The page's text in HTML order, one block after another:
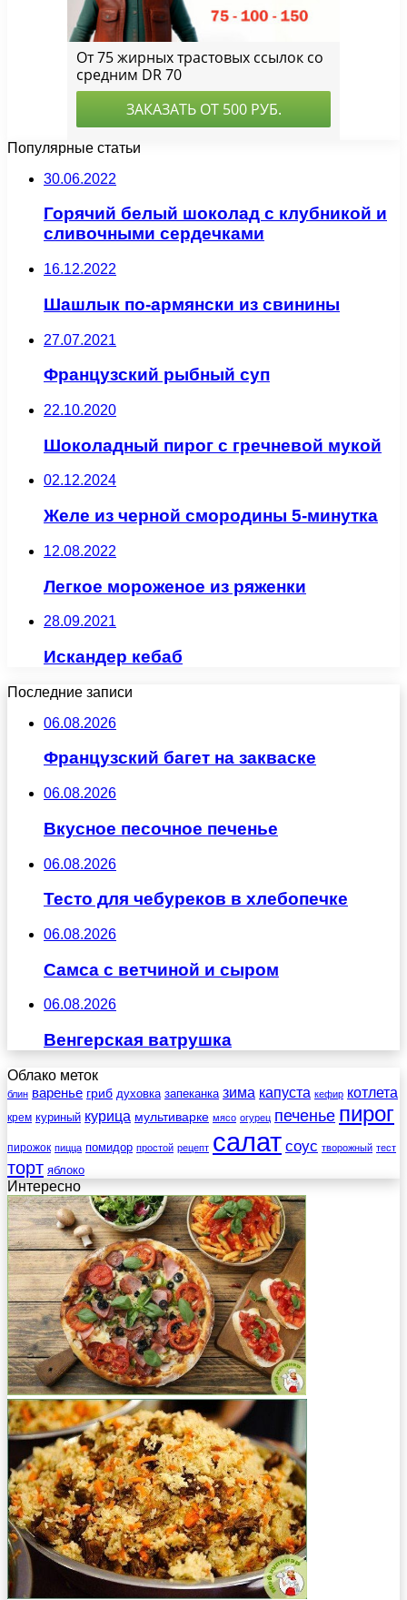
Популярные статьи
30.06.2022
Горячий белый шоколад с клубникой и
сливочными сердечками
16.12.2022
Шашлык по-армянски из свинины
27.07.2021
Французский рыбный суп
22.10.2020
Шоколадный пирог с гречневой мукой
02.12.2024
Желе из черной смородины 5-минутка
12.08.2022
Легкое мороженое из ряженки
28.09.2021
Искандер кебаб
Последние записи
06.08.2026
Французский багет на закваске
06.08.2026
Вкусное песочное печенье
06.08.2026
Тесто для чебуреков в хлебопечке
06.08.2026
Самса с ветчиной и сыром
06.08.2026
Венгерская ватрушка
Облако меток
блин варенье гриб духовка запеканка зима капуста кефир котлета
крем куриный курица мультиварке мясо огурец печенье пирог
пирожок пицца помидор простой рецепт салат соус творожный тест
торт яблоко
Интересно